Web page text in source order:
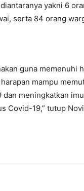
yakni 6
serta 84 orang
guna memenuhi
mampu
dan meningkatkan
Covid-19,” tutup Novi